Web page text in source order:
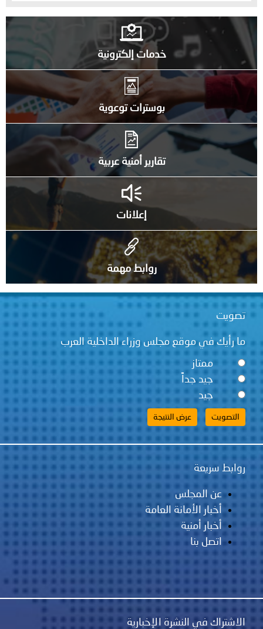
خدمات إلكترونية
بوسترات توعوية
تقارير أمنية عربية
إعلانات
روابط مهمة
تصويت
ما رأيك في موقع مجلس وزراء الداخلية العرب
ممتاز
جيد جداً
جيد
روابط سريعة
عن المجلس
أخبار الأمانة العامة
أخبار أمنية
اتصل بنا
الاشتراك في النشرة الإخبارية